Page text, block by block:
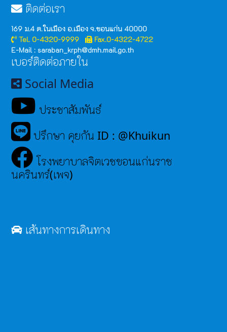
ติดต่อเรา
169 ม.4 ต.ในเมือง อ.เมือง จ.ขอนแก่น 40000
Tel. 0-4320-9999
Fax.0-4322-4722
E-Mail : saraban_krph@dmh.mail.go.th
เบอร์ติดต่อภายใน
Social Media
ประชาสัมพันธ์
ปรึกษา คุยกัน ID : @Khuikun
โรงพยาบาลจิตเวชขอนแก่นราช
นครินทร์(เพจ)
เส้นทางการเดินทาง